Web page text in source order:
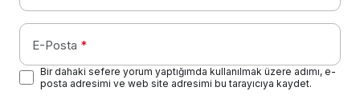
E-Posta *
Bir dahaki sefere yorum yaptığımda kullanılmak üzere adımı, e-
posta adresimi ve web site adresimi bu tarayıcıya kaydet.